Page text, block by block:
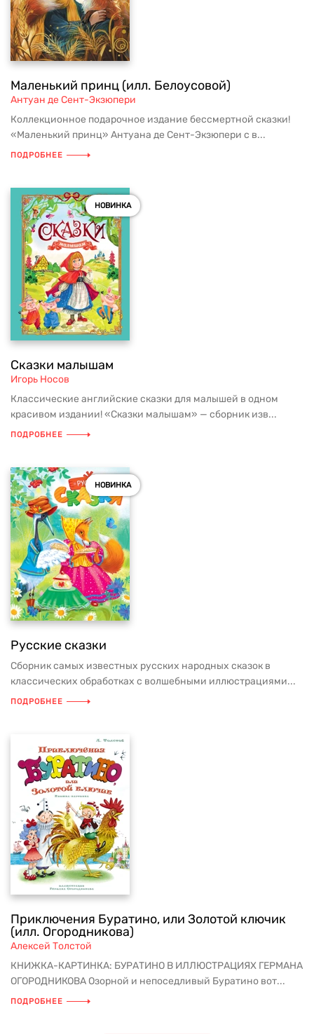
Маленький принц (илл. Белоусовой)
Антуан де Сент-Экзюпери
Коллекционное подарочное издание бессмертной сказки!
«Маленький принц» Антуана де Сент-Экзюпери с в...
ПОДРОБНЕЕ
НОВИНКА
Сказки малышам
Игорь Носов
Классические английские сказки для малышей в одном
красивом издании! «Сказки малышам» — сборник изв...
ПОДРОБНЕЕ
НОВИНКА
Русские сказки
Сборник самых известных русских народных сказок в
классических обработках с волшебными иллюстрациями...
ПОДРОБНЕЕ
Приключения Буратино, или Золотой ключик
(илл. Огородникова)
Алексей Толстой
КНИЖКА-КАРТИНКА: БУРАТИНО В ИЛЛЮСТРАЦИЯХ ГЕРМАНА
ОГОРОДНИКОВА Озорной и непоседливый Буратино вот...
ПОДРОБНЕЕ